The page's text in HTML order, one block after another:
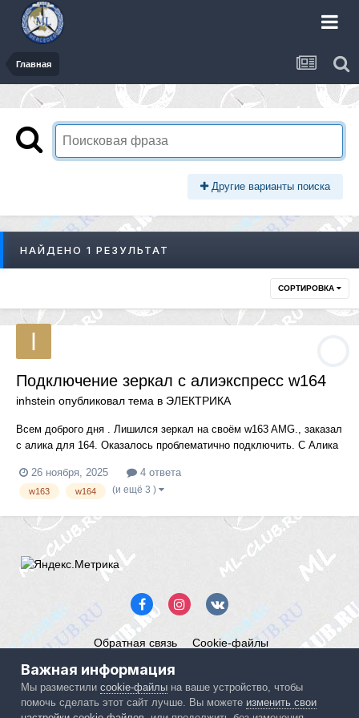
Главная
Другие варианты поиска
НАЙДЕНО 1 РЕЗУЛЬТАТ
СОРТИРОВКА
Подключение зеркал с алиэкспресс w164
inhstein опубликовал тема в ЭЛЕКТРИКА
Всем доброго дня . Лишился зеркал на своём w163 AMG., заказал
с алика для 164. Оказалось проблематично подключить. С Алика
4 провода. У меня к зеркалам идёт по одному разьему 6
проводов.
26 ноября, 2025 4 ответа
w163 w164 (и ещё 3 )
Обратная связь Cookie-файлы
Powered by Invision Community
Важная информация
Мы разместилиcookie-файлы на ваше устройство, чтобы
помочь сделать этот сайт лучше. Вы можете изменить свои
IPS spam blocked by CleanTalk.